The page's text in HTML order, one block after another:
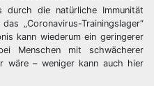
die natürliche Immunität
„Coronavirus-Trainingslager“
kann wiederum ein geringerer
Menschen mit schwächerer
wäre – weniger kann auch hier